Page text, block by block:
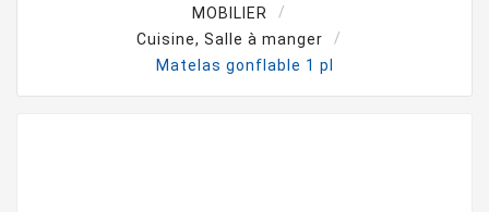
MOBILIER
Cuisine, Salle à manger
Matelas gonflable 1 pl